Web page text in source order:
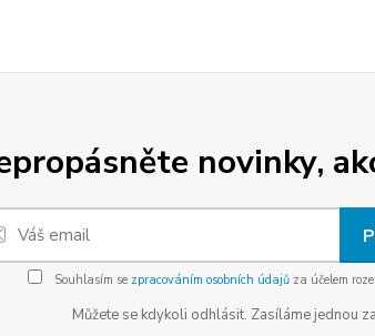
novinky,
Souhlasím se zpracováním osobních údajůza účelem
Můžete se kdykoli odhlásit. Zasíláme jednou